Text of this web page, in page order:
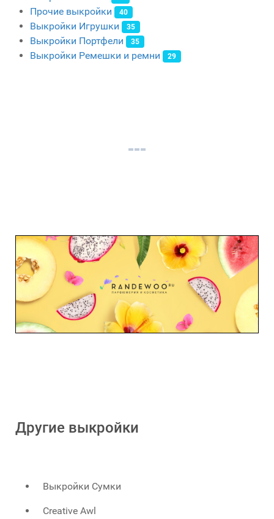
Прочие выкройки 40
Выкройки Игрушки 35
Выкройки Портфели 35
Выкройки Ремешки и ремни 29
Другие выкройки
Выкройки Сумки
Creative Awl